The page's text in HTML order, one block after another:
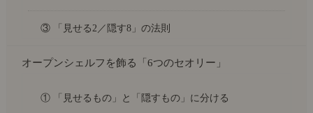
③ 「見せる2／隠す8」の法則
オープンシェルフを飾る「6つのセオリー」
① 「見せるもの」と「隠すもの」に分ける